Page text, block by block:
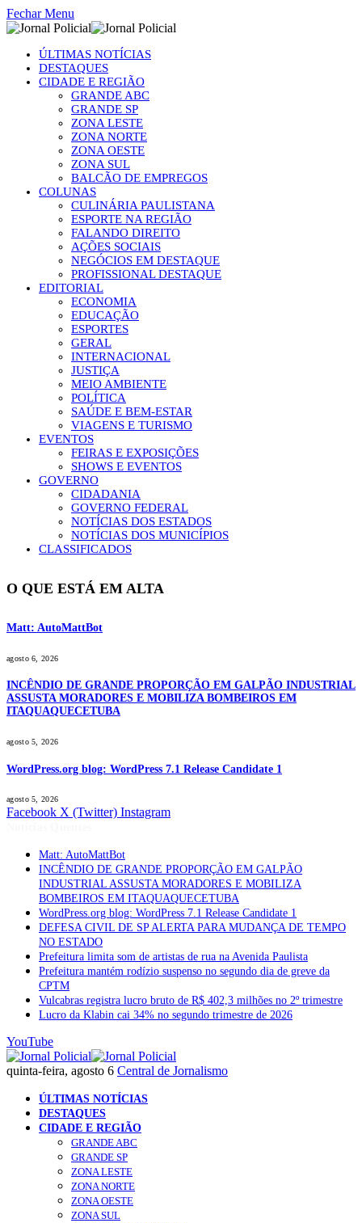
Fechar Menu
ÚLTIMAS NOTÍCIAS
DESTAQUES
CIDADE E REGIÃO
GRANDE ABC
GRANDE SP
ZONA LESTE
ZONA NORTE
ZONA OESTE
ZONA SUL
BALCÃO DE EMPREGOS
COLUNAS
CULINÁRIA PAULISTANA
ESPORTE NA REGIÃO
FALANDO DIREITO
AÇÕES SOCIAIS
NEGÓCIOS EM DESTAQUE
PROFISSIONAL DESTAQUE
EDITORIAL
ECONOMIA
EDUCAÇÃO
ESPORTES
GERAL
INTERNACIONAL
JUSTIÇA
MEIO AMBIENTE
POLÍTICA
SAÚDE E BEM-ESTAR
VIAGENS E TURISMO
EVENTOS
FEIRAS E EXPOSIÇÕES
SHOWS E EVENTOS
GOVERNO
CIDADANIA
GOVERNO FEDERAL
NOTÍCIAS DOS ESTADOS
NOTÍCIAS DOS MUNICÍPIOS
CLASSIFICADOS
O QUE ESTÁ EM ALTA
Matt: AutoMattBot
agosto 6, 2026
INCÊNDIO DE GRANDE PROPORÇÃO EM GALPÃO INDUSTRIAL
ASSUSTA MORADORES E MOBILIZA BOMBEIROS EM
ITAQUAQUECETUBA
agosto 5, 2026
WordPress.org blog: WordPress 7.1 Release Candidate 1
agosto 5, 2026
Facebook X (Twitter) Instagram
Matt: AutoMattBot
INCÊNDIO DE GRANDE PROPORÇÃO EM GALPÃO
INDUSTRIAL ASSUSTA MORADORES E MOBILIZA
BOMBEIROS EM ITAQUAQUECETUBA
WordPress.org blog: WordPress 7.1 Release Candidate 1
DEFESA CIVIL DE SP ALERTA PARA MUDANÇA DE TEMPO
NO ESTADO
Prefeitura limita som de artistas de rua na Avenida Paulista
Prefeitura mantém rodízio suspenso no segundo dia de greve da
CPTM
Vulcabras registra lucro bruto de R$ 402,3 milhões no 2º trimestre
Lucro da Klabin cai 34% no segundo trimestre de 2026
YouTube
quinta-feira, agosto 6 Central de Jornalismo
ÚLTIMAS NOTÍCIAS
DESTAQUES
CIDADE E REGIÃO
GRANDE ABC
GRANDE SP
ZONA LESTE
ZONA NORTE
ZONA OESTE
ZONA SUL